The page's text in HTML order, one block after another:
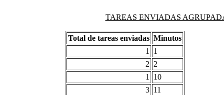
TAREAS ENVIADAS
Total de tareas enviadas Minutos
1
1
2 2
1
10
3 11